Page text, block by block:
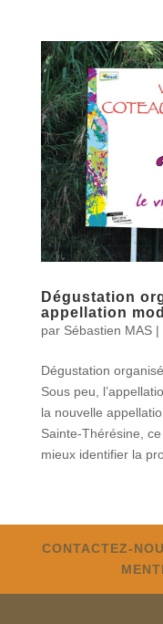
Dégustation
appellation
par Sébastien MAS|
Dégustation
Sous peu,
la nouvelle
Sainte-Thérésine,
mieux identifier la
CONTACTEZ-